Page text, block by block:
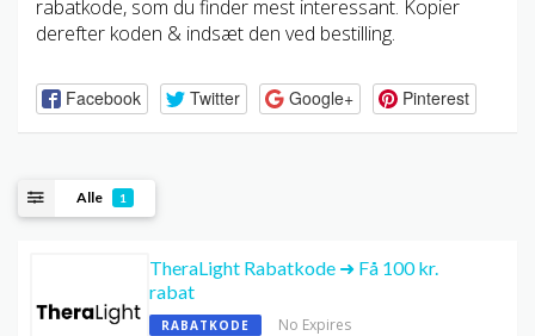
rabatkode, som du finder mest interessant. Kopier
derefter koden & indsæt den ved bestilling.
Facebook Twitter Google+ Pinterest
Alle 1
TheraLight Rabatkode ➜ Få 100 kr.
rabat
RABATKODE No Expires